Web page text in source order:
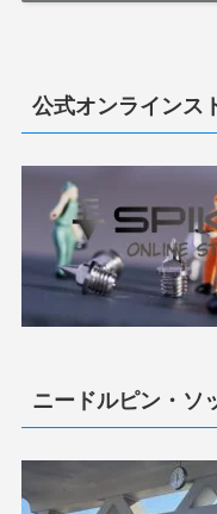
公式オンラインス
ニードルピン・ソ